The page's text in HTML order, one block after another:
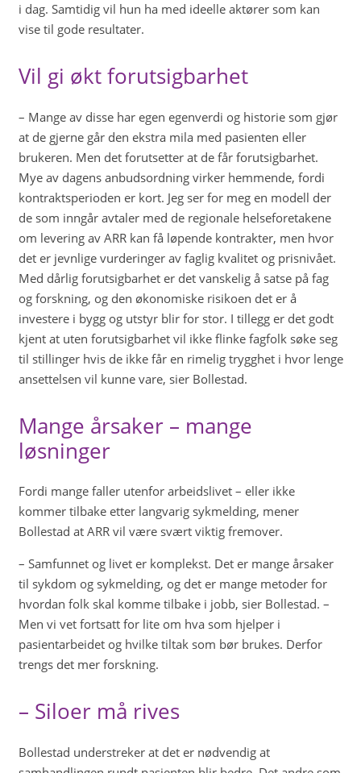
i dag. Samtidig vil hun ha med ideelle aktører som kan
vise til gode resultater.
Vil gi økt forutsigbarhet
– Mange av disse har egen egenverdi og historie som gjør
at de gjerne går den ekstra mila med pasienten eller
brukeren. Men det forutsetter at de får forutsigbarhet.
Mye av dagens anbudsordning virker hemmende, fordi
kontraktsperioden er kort. Jeg ser for meg en modell der
de som inngår avtaler med de regionale helseforetakene
om levering av ARR kan få løpende kontrakter, men hvor
det er jevnlige vurderinger av faglig kvalitet og prisnivået.
Med dårlig forutsigbarhet er det vanskelig å satse på fag
og forskning, og den økonomiske risikoen det er å
investere i bygg og utstyr blir for stor. I tillegg er det godt
kjent at uten forutsigbarhet vil ikke flinke fagfolk søke seg
til stillinger hvis de ikke får en rimelig trygghet i hvor lenge
ansettelsen vil kunne vare, sier Bollestad.
Mange årsaker – mange
løsninger
Fordi mange faller utenfor arbeidslivet – eller ikke
kommer tilbake etter langvarig sykmelding, mener
Bollestad at ARR vil være svært viktig fremover.
– Samfunnet og livet er komplekst. Det er mange årsaker
til sykdom og sykmelding, og det er mange metoder for
hvordan folk skal komme tilbake i jobb, sier Bollestad. –
Men vi vet fortsatt for lite om hva som hjelper i
pasientarbeidet og hvilke tiltak som bør brukes. Derfor
trengs det mer forskning.
– Siloer må rives
Bollestad understreker at det er nødvendig at